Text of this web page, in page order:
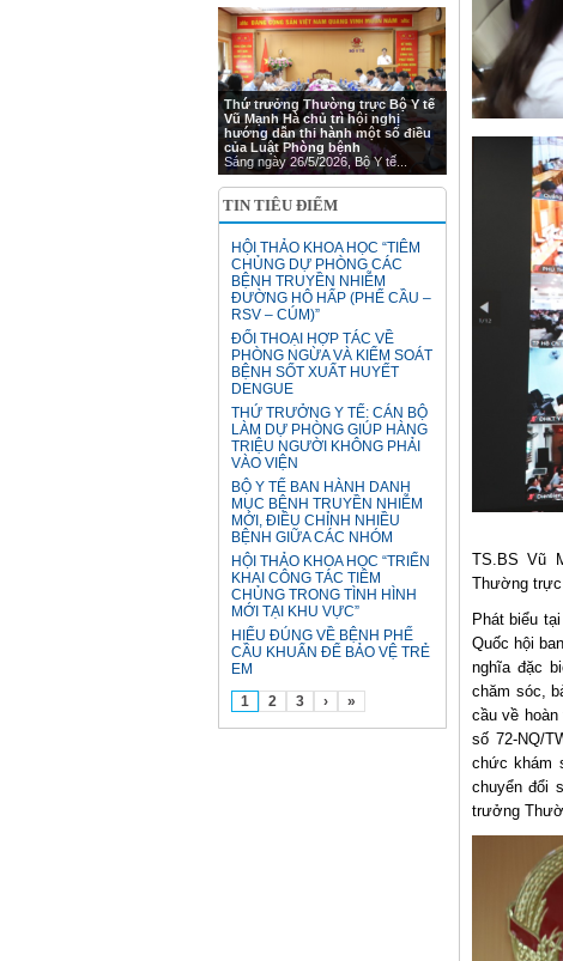
Thứ trưởng Thường trực Bộ Y tế
Vũ Mạnh Hà chủ trì hội nghị
hướng dẫn thi hành một số điều
của Luật Phòng bệnh
Sáng ngày 26/5/2026, Bộ Y tế...
TIN TIÊU ĐIỂM
HỘI THẢO KHOA HỌC “TIÊM
CHỦNG DỰ PHÒNG CÁC
BỆNH TRUYỀN NHIỄM
ĐƯỜNG HÔ HẤP (PHẾ CẦU –
RSV – CÚM)”
ĐỐI THOẠI HỢP TÁC VỀ
PHÒNG NGỪA VÀ KIỂM SOÁT
BỆNH SỐT XUẤT HUYẾT
DENGUE
THỨ TRƯỞNG Y TẾ: CÁN BỘ
LÀM DỰ PHÒNG GIÚP HÀNG
TRIỆU NGƯỜI KHÔNG PHẢI
VÀO VIỆN
BỘ Y TẾ BAN HÀNH DANH
MỤC BỆNH TRUYỀN NHIỄM
MỚI, ĐIỀU CHỈNH NHIỀU
BỆNH GIỮA CÁC NHÓM
HỘI THẢO KHOA HỌC “TRIỂN
KHAI CÔNG TÁC TIÊM
CHỦNG TRONG TÌNH HÌNH
MỚI TẠI KHU VỰC”
HIỂU ĐÚNG VỀ BỆNH PHẾ
CẦU KHUẨN ĐỂ BẢO VỆ TRẺ
EM
1
2 3 › »
TS.BS Vũ
Thường trực
Phát biểu
Quốc hội
nghĩa đặc
chăm sóc,
cầu về
số 72-NQ/
chức khám
chuyển đổi
trưởng